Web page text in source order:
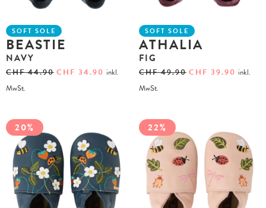
SOFT SOLE
BEASTIE
NAVY
CHF44.90 CHF 34.90 inkl.
MwSt.
SOFT SOLE
ATHALIA
FIG
CHF49.90 CHF 39.90 inkl.
MwSt.
20% 22%